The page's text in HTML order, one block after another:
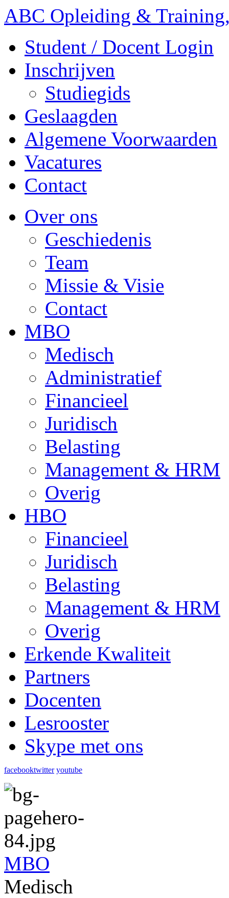
ABC Opleiding &
Student / Docent Login
Inschrijven
Studiegids
Geslaagden
Algemene Voorwaarden
Vacatures
Contact
Over ons
Geschiedenis
Team
Missie & Visie
Contact
MBO
Medisch
Administratief
Financieel
Juridisch
Belasting
Management & HRM
Overig
HBO
Financieel
Juridisch
Belasting
Management & HRM
Overig
Erkende Kwaliteit
Partners
Docenten
Lesrooster
Skype met ons
facebooktwitter youtube
MBO
Medisch